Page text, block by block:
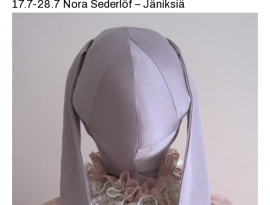
17.7-28.7 Nora Sederlöf – Jäniksiä